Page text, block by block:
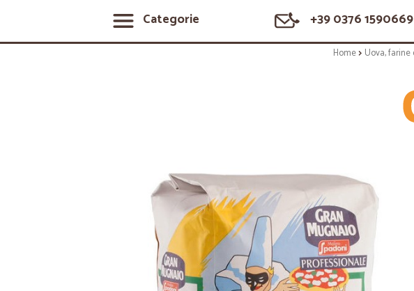
Categorie +39 0376 1590669
Home